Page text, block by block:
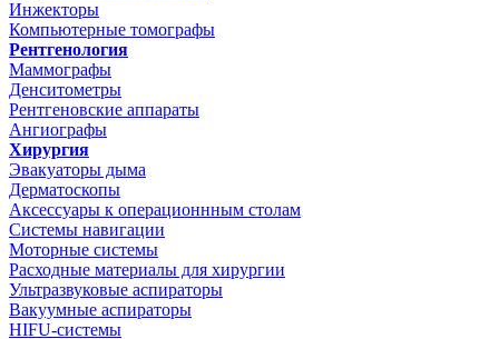
Инжекторы
Компьютерные томографы
Рентгенология
Маммографы
Денситометры
Рентгеновские аппараты
Ангиографы
Хирургия
Эвакуаторы дыма
Дерматоскопы
Аксессуары к операционнным столам
Системы навигации
Моторные системы
Расходные материалы для хирургии
Ультразвуковые аспираторы
Вакуумные аспираторы
HIFU-системы